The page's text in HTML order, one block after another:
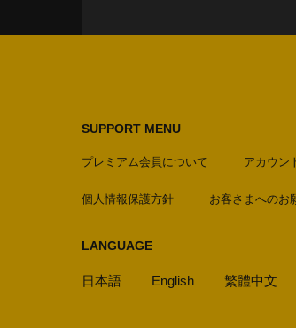
SUPPORT MENU
プレミアム会員について アカウン
個人情報保護方針 お客さまへのお
LANGUAGE
日本語 English 繁體中文